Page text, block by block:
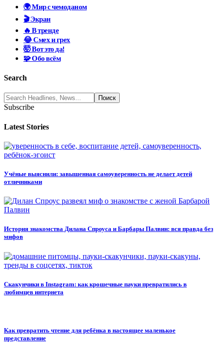
🌍 Мир с чемоданом
🎬 Экран
🔥 В тренде
😂 Смех и грех
🤯 Вот это да!
🧩 Обо всём
Search
Subscribe
Latest Stories
Учёные выяснили: завышенная самоуверенность не делает детей
отличниками
История знакомства Дилана Спроуса и Барбары Палвин: вся правда без
мифов
Скакунчики в Instagram: как крошечные пауки превратились в
любимцев интернета
Как превратить чтение для ребёнка в настоящее маленькое
представление